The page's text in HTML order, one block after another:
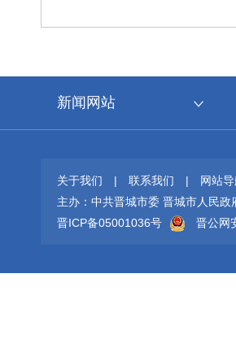
新闻网站
关于我们 | 联系我们 | 网站
主办：中共晋城市委 晋城市人民政
晋ICP备05001036号
晋公网